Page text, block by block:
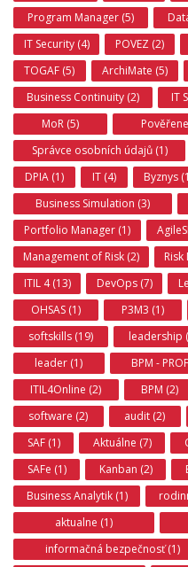
Program Manager (5)
IT Security (4)
POVEZ (2)
TOGAF (5)
ArchiMate (5)
Business Continuity (2)
IT
MoR (5)
Správce osobních údajů (1)
DPIA (1)
IT (4) Byznys
Business Simulation (3)
Portfolio Manager (1)
Management of Risk (2)
ITIL 4 (13)
DevOps (7)
OHSAS (1)
P3M3 (1)
softskills (19)
leadership
leader (1)
BPM -
ITIL4Online (2)
BPM (2)
software (2)
audit (2)
SAF (1)
Aktuálne (7)
SAFe (1)
Kanban (2)
Business Analytik (1)
aktualne (1)
informačná bezpečnosť (1)